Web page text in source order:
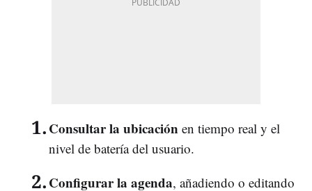
Consultar la ubicación en tiempo real y el
nivel de batería del usuario.
Configurar la agenda, añadiendo o editando